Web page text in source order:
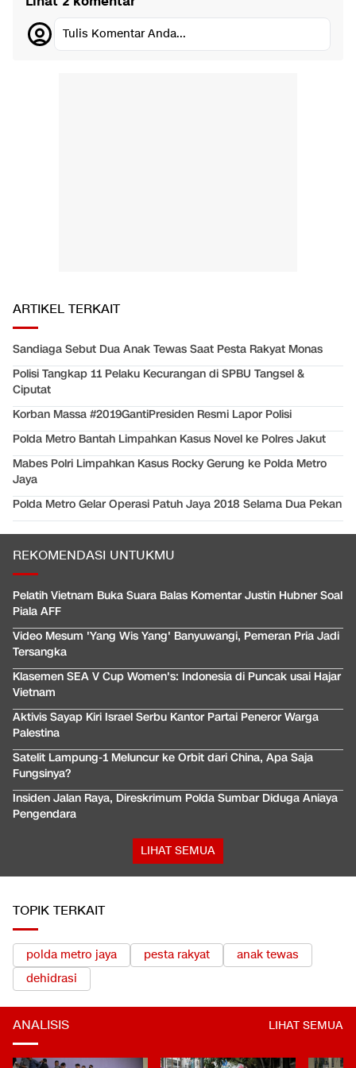
Tulis Komentar Anda...
ARTIKEL TERKAIT
Sandiaga Sebut Dua Anak Tewas Saat Pesta Rakyat Monas
Polisi Tangkap 11 Pelaku Kecurangan di SPBU Tangsel &
Ciputat
Korban Massa #2019GantiPresiden Resmi Lapor Polisi
Polda Metro Bantah Limpahkan Kasus Novel ke Polres Jakut
Mabes Polri Limpahkan Kasus Rocky Gerung ke Polda Metro
Jaya
Polda Metro Gelar Operasi Patuh Jaya 2018 Selama Dua Pekan
REKOMENDASI UNTUKMU
Pelatih Vietnam Buka Suara Balas Komentar Justin Hubner Soal
Piala AFF
Video Mesum 'Yang Wis Yang' Banyuwangi, Pemeran Pria Jadi
Tersangka
Klasemen SEA V Cup Women's: Indonesia di Puncak usai Hajar
Vietnam
Aktivis Sayap Kiri Israel Serbu Kantor Partai Peneror Warga
Palestina
Satelit Lampung-1 Meluncur ke Orbit dari China, Apa Saja
Fungsinya?
Insiden Jalan Raya, Direskrimum Polda Sumbar Diduga Aniaya
Pengendara
LIHAT SEMUA
TOPIK TERKAIT
polda metro jaya pesta rakyat
anak tewas
dehidrasi
ANALISIS LIHAT SEMUA